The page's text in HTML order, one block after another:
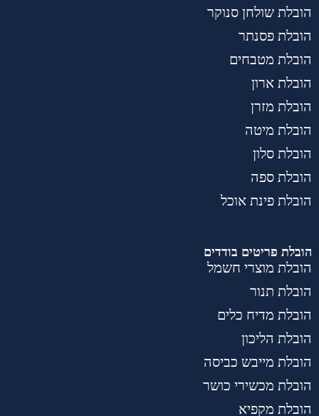
הובלת שולחן סנוקר
הובלת פסנתר
הובלת מטבחים
הובלת ארון
הובלת מזרן
הובלת מיטה
הובלת סלון
הובלת ספה
הובלת פינת אוכל
הובלת פריטים בודדים
הובלת מוצרי חשמל
הובלת תנור
הובלת מדיח כלים
הובלת הליכון
הובלת מייבש כביסה
הובלת מכשירי כושר
הובלת מקפיא